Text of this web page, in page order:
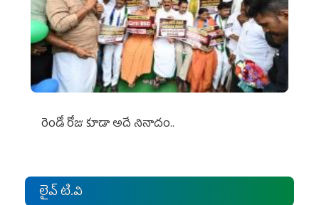
రెండో రోజు కూడా అదే నినాదం..
లైవ్ టి.వి